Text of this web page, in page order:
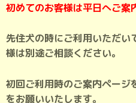
初めてのお客様は平日へご
先住犬の時にご利用いただい
様は別途ご相談ください。
初回ご利用時のご案内ページ
をお願いいたします。